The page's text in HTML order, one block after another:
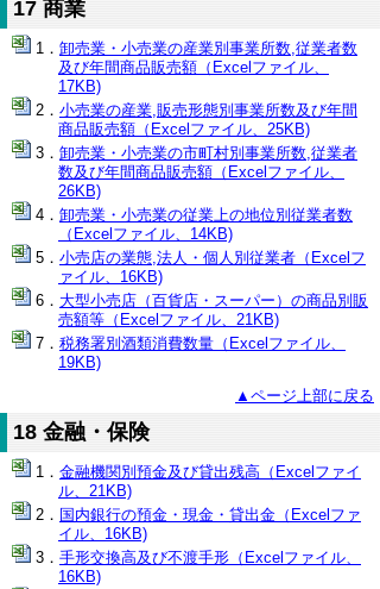
17 商業
卸売業・小売業の産業別事業所数,従業者数
及び年間商品販売額（Excelファイル、
17KB)
小売業の産業,販売形態別事業所数及び年間
商品販売額（Excelファイル、25KB)
卸売業・小売業の市町村別事業所数,従業者
数及び年間商品販売額（Excelファイル、
26KB)
卸売業・小売業の従業上の地位別従業者数
（Excelファイル、14KB)
小売店の業態,法人・個人別従業者（Excelフ
ァイル、16KB)
大型小売店（百貨店・スーパー）の商品別販
売額等（Excelファイル、21KB)
税務署別酒類消費数量（Excelファイル、
19KB)
▲ページ上部に戻る
18 金融・保険
金融機関別預金及び貸出残高（Excelファイ
ル、21KB)
国内銀行の預金・現金・貸出金（Excelファ
イル、16KB)
手形交換高及び不渡手形（Excelファイル、
16KB)